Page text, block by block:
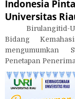
Indonesia
Universitas
Birulangitid-
Bidang
mengumumkan
Penetapan